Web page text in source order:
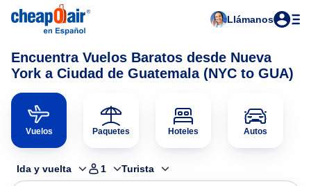
Llámanos
Encuentra Vuelos Baratos desde Nueva
York a Ciudad de Guatemala (NYC to GUA)
Vuelos Paquetes Hoteles Autos
Ida y vuelta 1 Turista